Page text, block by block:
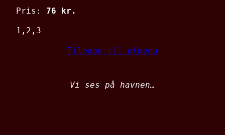
Pris: 76 kr.
1,2,3
Tilbage til ølmenu
Vi ses på havnen…